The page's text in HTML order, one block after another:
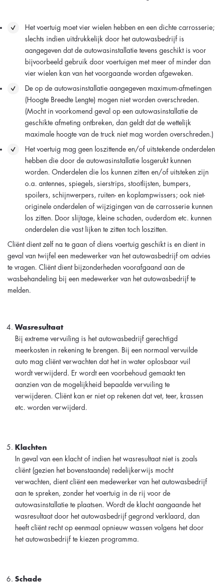
Het voertuig moet vier wielen hebben en een dichte carrosserie;
slechts indien uitdrukkelijk door het autowasbedrijf is
aangegeven dat de autowasinstallatie tevens geschikt is voor
bijvoorbeeld gebruik door voertuigen met meer of minder dan
vier wielen kan van het voorgaande worden afgeweken.
De op de autowasinstallatie aangegeven maximum-afmetingen
(Hoogte Breedte Lengte) mogen niet worden overschreden.
(Mocht in voorkomend geval op een autowasinstallatie de
geschikte afmeting ontbreken, dan geldt dat de wettelijk
maximale hoogte van de truck niet mag worden overschreden.)
Het voertuig mag geen loszittende en/of uitstekende onderdelen
hebben die door de autowasinstallatie losgerukt kunnen
worden. Onderdelen die los kunnen zitten en/of uitsteken zijn
o.a. antennes, spiegels, sierstrips, stootlijsten, bumpers,
spoilers, schijnwerpers, ruiten- en koplampwissers; ook niet-
originele onderdelen of wijzigingen van de carrosserie kunnen
los zitten. Door slijtage, kleine schaden, ouderdom etc. kunnen
onderdelen die vast lijken te zitten toch loszitten.
Cliënt dient zelf na te gaan of diens voertuig geschikt is en dient in
geval van twijfel een medewerker van het autowasbedrijf om advies
te vragen. Cliënt dient bijzonderheden voorafgaand aan de
wasbehandeling bij een medewerker van het autowasbedrijf te
melden.
Wasresultaat
Bij extreme vervuiling is het autowasbedrijf gerechtigd
meerkosten in rekening te brengen. Bij een normaal vervuilde
auto mag cliënt verwachten dat het in water oplosbaar vuil
wordt verwijderd. Er wordt een voorbehoud gemaakt ten
aanzien van de mogelijkheid bepaalde vervuiling te
verwijderen. Cliënt kan er niet op rekenen dat vet, teer, krassen
etc. worden verwijderd.
Klachten
In geval van een klacht of indien het wasresultaat niet is zoals
cliënt (gezien het bovenstaande) redelijkerwijs mocht
verwachten, dient cliënt een medewerker van het autowasbedrijf
aan te spreken, zonder het voertuig in de rij voor de
autowasinstallatie te plaatsen. Wordt de klacht aangaande het
wasresultaat door het autowasbedrijf gegrond verklaard, dan
heeft cliënt recht op eenmaal opnieuw wassen volgens het door
het autowasbedrijf te kiezen programma.
Schade